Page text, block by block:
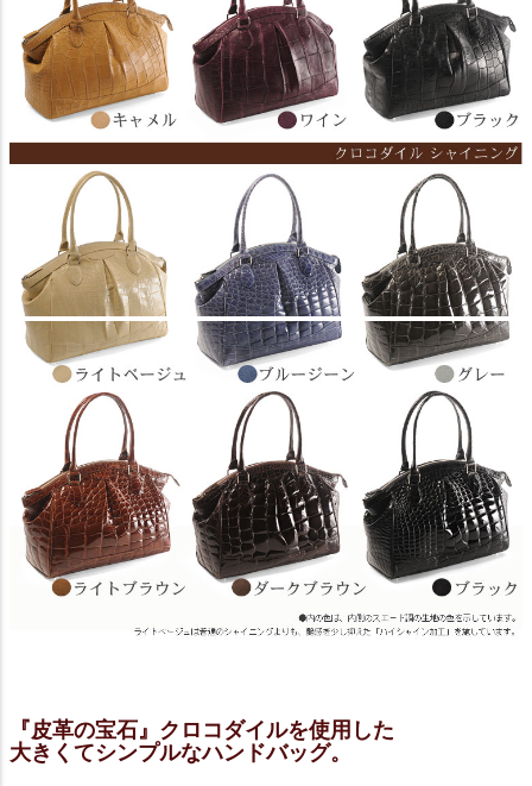
『皮革の宝石』クロコダイルを使用した
大きくてシンプルなハンドバッグ。